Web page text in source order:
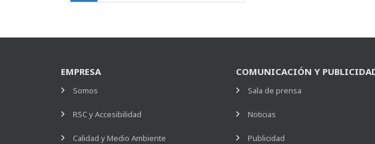
EMPRESA
Somos
RSC y Accesibilidad
Calidad y Medio Ambiente
COMUNICACIÓN Y
Sala de prensa
Noticias
Publicidad